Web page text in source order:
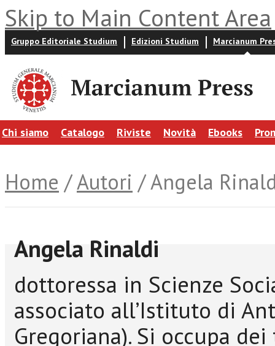
Skip to Main Content Area
Gruppo Editoriale Studium Edizioni Studium Marcianum
Chi siamo Catalogo Riviste Novità Ebooks
Home /Autori / Angela
Angela Rinaldi
dottoressa in Scienze
associato all’Istituto di
Gregoriana). Si occupa